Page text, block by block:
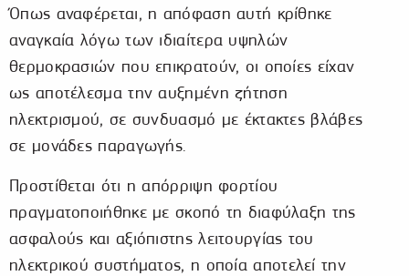
Όπως αναφέρεται, η απόφαση αυτή κρίθηκε
αναγκαία λόγω των ιδιαίτερα υψηλών
θερμοκρασιών που επικρατούν, οι οποίες είχαν
ως αποτέλεσμα την αυξημένη ζήτηση
ηλεκτρισμού, σε συνδυασμό με έκτακτες βλάβες
σε μονάδες παραγωγής.
Προστίθεται ότι η απόρριψη φορτίου
πραγματοποιήθηκε με σκοπό τη διαφύλαξη της
ασφαλούς και αξιόπιστης λειτουργίας του
ηλεκτρικού συστήματος, η οποία αποτελεί την